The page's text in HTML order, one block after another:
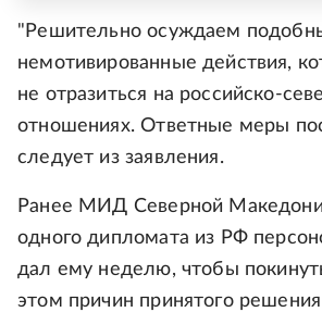
"Решительно осуждаем
немотивированные действия,
не отразиться на российско-
отношениях. Ответные меры
следует из заявления.
Ранее МИД Северной
одного дипломата из РФ
дал ему неделю, чтобы
этом причин принятого